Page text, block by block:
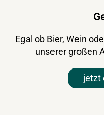
Egal ob Bier, Wein
unserer großen
jetzt